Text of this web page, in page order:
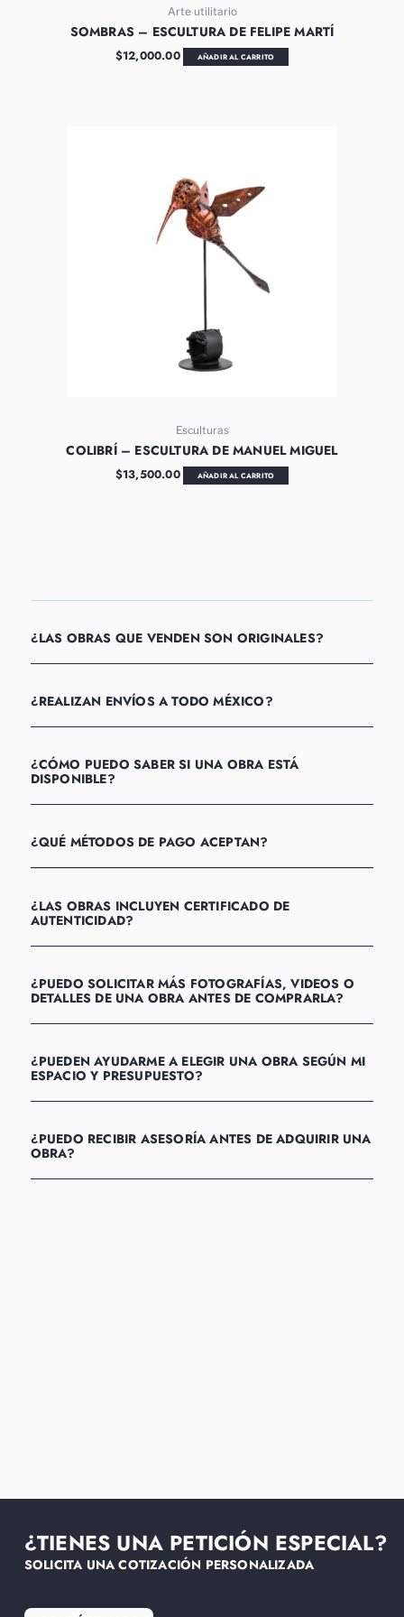
Arte utilitario
SOMBRAS – ESCULTURA DE FELIPE MARTÍ
$12,000.00 AÑADIR AL CARRITO
Esculturas
COLIBRÍ – ESCULTURA DE MANUEL MIGUEL
$13,500.00 AÑADIR AL CARRITO
¿LAS OBRAS QUE VENDEN SON ORIGINALES?
¿REALIZAN ENVÍOS A TODO MÉXICO?
¿CÓMO PUEDO SABER SI UNA OBRA ESTÁ
DISPONIBLE?
¿QUÉ MÉTODOS DE PAGO ACEPTAN?
¿LAS OBRAS INCLUYEN CERTIFICADO DE
AUTENTICIDAD?
¿PUEDO SOLICITAR MÁS FOTOGRAFÍAS, VIDEOS O
DETALLES DE UNA OBRA ANTES DE COMPRARLA?
¿PUEDEN AYUDARME A ELEGIR UNA OBRA SEGÚN MI
ESPACIO Y PRESUPUESTO?
¿PUEDO RECIBIR ASESORÍA ANTES DE ADQUIRIR UNA
OBRA?
¿TIENES UNA PETICIÓN ESPECIAL?
SOLICITA UNA COTIZACIÓN PERSONALIZADA